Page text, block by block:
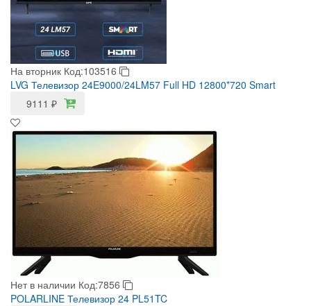
На вторник Код:103516
LVG Телевизор 24E9000/24LM57 Full HD 12800*720 Smart
9111 ₽
Нет в наличии Код:7856
POLARLINE Телевизор 24 PL51TC